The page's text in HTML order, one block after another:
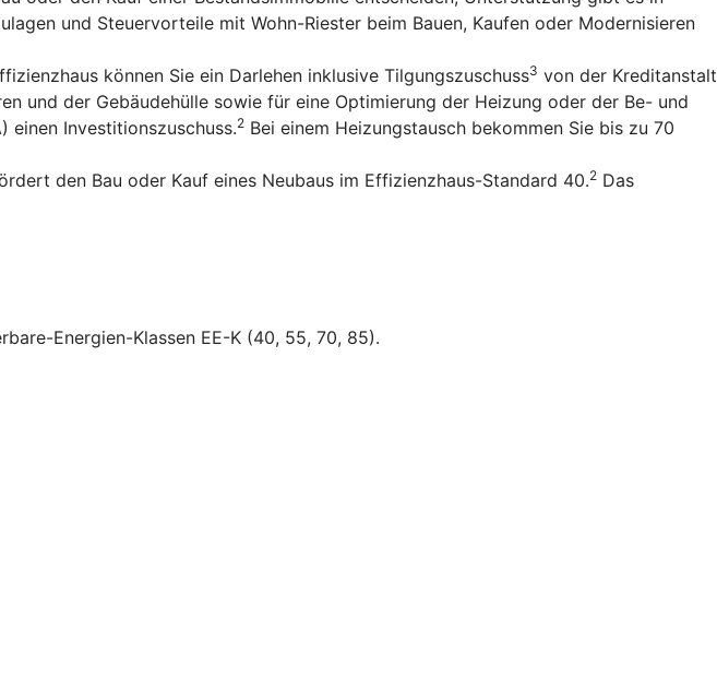
und Steuervorteile mit Wohn-Riester beim Bauen, Kaufen oder Modernisieren
können Sie ein Darlehen inklusive Tilgungszuschuss3 von der Kreditanstalt
und der Gebäudehülle sowie für eine Optimierung der Heizung oder der Be- und
einen Investitionszuschuss.2 Bei einem Heizungstausch bekommen Sie bis zu 70
den Bau oder Kauf eines Neubaus im Effizienzhaus-Standard 40.2 Das
Energien-Klassen EE-K (40, 55, 70, 85).